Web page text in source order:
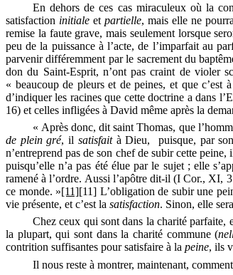
En dehors de ces cas miraculeux où la
satisfaction initialeetpartielle, mais elle ne
remise la faute grave, mais seulement lorsque
peu de la puissance à l’acte, de l’imparfait au
parvenir différemment par le sacrement du
don du Saint-Esprit, n’ont pas craint de violer
« beaucoup de pleurs et de peines, et que c’est
d’indiquer les racines que cette doctrine a dans
16) et celles infligées à David même après la
« Après donc, dit saint Thomas, que
de plein gré, il satisfait à Dieu,
puisque, par
n’entreprend pas de son chef de subir cette peine,
puisqu’elle n’a pas été élue par le sujet ; elle
ramené à l’ordre. Aussi l’apôtre dit-il (I Cor., XI,
ce monde. »[11][11] L’obligation de subir une
vie présente, et c’est la satisfaction. Sinon, elle
Chez ceux qui sont dans la charité
la plupart, qui sont dans la charité commune(
contrition suffisantes pour satisfaire à la peine, ils
Il nous reste à montrer, maintenant,